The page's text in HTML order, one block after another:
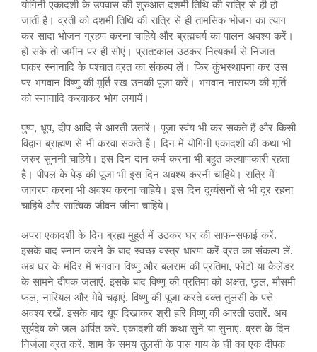
योगिनी एकादशी के उपवास की शुरुआत दशमी तिथि की रात्रि से ही हो
जाती है। व्रती को दशमी तिथि की रात्रि से ही तामसिक भोजन का त्याग
कर सादा भोजन ग्रहण करना चाहिये और ब्रह्मचर्य का पालन अवश्य करें।
हो सके तो जमीन पर ही सोएं। प्रात:काल उठकर नित्यकर्म से निजात
पाकर स्नानादि के पश्चात व्रत का संकल्प लें। फिर कुंभस्थापना कर उस
पर भगवान विष्णु की मूर्ति रख उनकी पूजा करें। भगवान नारायण की मूर्ति
को स्नानादि करवाकर भोग लगायें।
पुष्प, धूप, दीप आदि से आरती उतारें। पूजा स्वंय भी कर सकते हैं और किसी
विद्वान ब्राह्मण से भी करवा सकते हैं। दिन में योगिनी एकादशी की कथा भी
जरुर सुननी चाहिये। इस दिन दान कर्म करना भी बहुत कल्याणकारी रहता
है। पीपल के पेड़ की पूजा भी इस दिन अवश्य करनी चाहिये। रात्रि में
जागरण करना भी अवश्य करना चाहिये। इस दिन दुर्व्यसनों से भी दूर रहना
चाहिये और सात्विक जीवन जीना चाहिये।
अपरा एकादशी के दिन ब्रह्म मुहूर्त में उठकर घर की साफ-सफाई करें.
इसके बाद स्‍नान करने के बाद स्‍वच्‍छ वस्‍त्र धारण करें व्रत का संकल्‍प लें.
अब घर के मंदिर में भगवान विष्‍णु और बलराम की प्रतिमा, फोटो या कैलेंडर
के सामने दीपक जलाएं. इसके बाद विष्‍णु की प्रतिमा को अक्षत, फूल, मौसमी
फल, नारियल और मेवे चढ़ाएं. विष्‍णु की पूजा करते वक्‍त तुलसी के पत्ते
अवश्‍य रखें. इसके बाद धूप दिखाकर श्री हरि विष्‍णु की आरती उतारें. अब
सूर्यदेव को जल अर्पित करें. एकादशी की कथा सुनें या सुनाएं. व्रत के दिन
निर्जला व्रत करें. शाम के समय तुलसी के पास गाय के घी का एक दीपक